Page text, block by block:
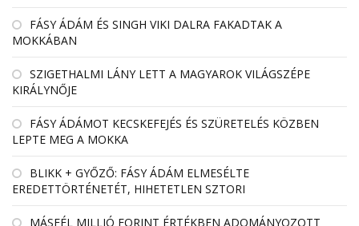
FÁSY ÁDÁM ÉS SINGH VIKI DALRA FAKADTAK A
MOKKÁBAN
SZIGETHALMI LÁNY LETT A MAGYAROK VILÁGSZÉPE
KIRÁLYNŐJE
FÁSY ÁDÁMOT KECSKEFEJÉS ÉS SZÜRETELÉS KÖZBEN
LEPTE MEG A MOKKA
BLIKK + GYŐZŐ: FÁSY ÁDÁM ELMESÉLTE
EREDETTÖRTÉNETÉT, HIHETETLEN SZTORI
MÁSFÉL MILLIÓ FORINT ÉRTÉKBEN ADOMÁNYOZOTT